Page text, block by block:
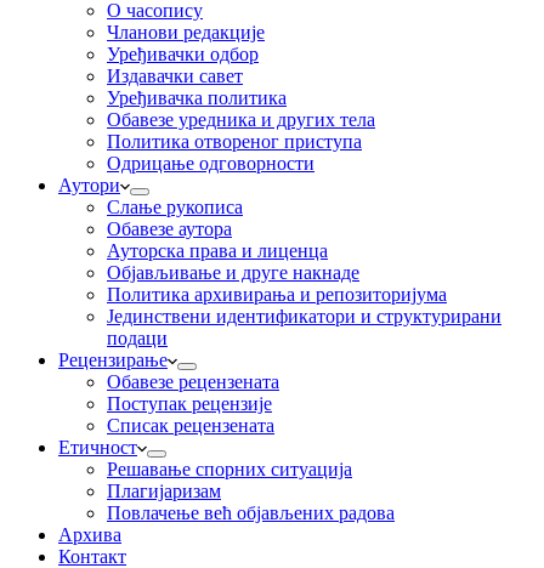
О часопису
Чланови редакције
Уређивачки одбор
Издавачки савет
Уређивачка политика
Обавезе уредника и других тела
Пoлитикa oтвoрeнoг приступa
Одрицање одговорности
Аутори
Слање рукописа
Обавезе аутора
Ауторска права и лиценца
Објављивање и друге накнаде
Политика архивирања и репозиторијума
Јединствени идентификатори и структурирани
подаци
Рецензирање
Обавезе рецензената
Поступак рецензије
Списак рецензената
Етичност
Рeшaвaњe спорних ситуација
Плагијаризам
Повлачење већ објављених радова
Архива
Контакт